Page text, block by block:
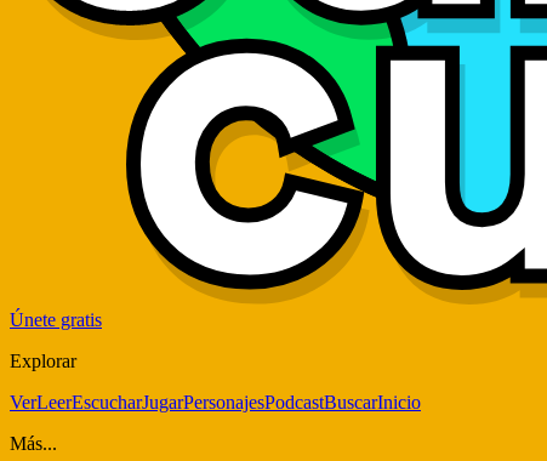
Únete gratis
Explorar
VerLeerEscucharJugarPersonajesPodcastBuscarInicio
Más...